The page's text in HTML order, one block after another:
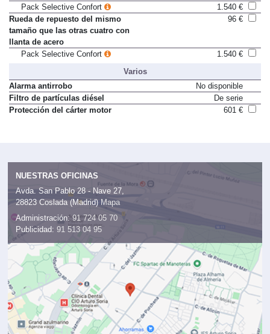
Pack Selective Confort
1.540 €
Rueda de repuesto del mismo
tamaño que las otras cuatro con
llanta de acero
96 €
Pack Selective Confort
1.540 €
Varios
Alarma antirrobo
No disponible
Filtro de partículas diésel
De serie
Protección del cárter motor
601 €
NUESTRAS OFICINAS
Avda. San Pablo 28 - Nave 27,
28823 Coslada (Madrid) Mapa
Administración: 91 724 05 70
Publicidad: 91 513 04 95